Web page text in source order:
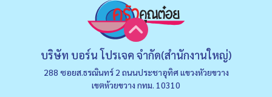
บริษัท บอร์น โปรเจค จำกัด(สำนักงานใหญ่)
288 ซอยส.ธรณินทร์ 2 ถนนประชาอุทิศ แขวงหัวยขวาง
เขตห้วยขวาง กทม. 10310